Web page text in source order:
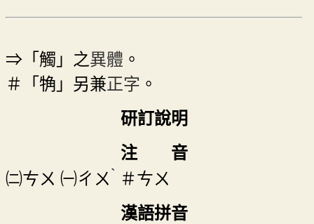
⇒「觸」之異體 。
＃「觕」另兼正字 。
研訂說明
注 音
㈡ㄘㄨ ㈠ㄔㄨˋ ＃ㄘㄨ
漢語拼音